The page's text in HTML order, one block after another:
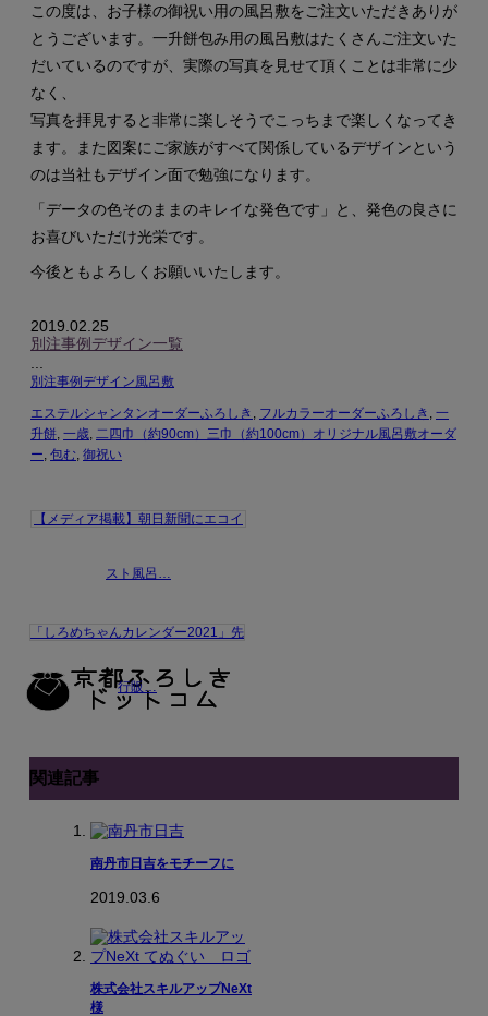
この度は、お子様の御祝い用の風呂敷をご注文いただきありが
とうございます。一升餅包み用の風呂敷はたくさんご注文いた
だいているのですが、実際の写真を見せて頂くことは非常に少
なく、
写真を拝見すると非常に楽しそうでこっちまで楽しくなってき
ます。また図案にご家族がすべて関係しているデザインという
のは当社もデザイン面で勉強になります。
「データの色そのままのキレイな発色です」と、発色の良さに
お喜びいただけ光栄です。
今後ともよろしくお願いいたします。
2019.02.25
別注事例デザイン一覧
別注事例デザイン風呂敷
エステルシャンタンオーダーふろしき , フルカラーオーダーふろしき , 一
升餅, 一歳, 二四巾（約90cm）三巾（約100cm）オリジナル風呂敷オーダ
ー, 包む, 御祝い
【メディア掲載】朝日新聞にエコイ
スト風呂…
「しろめちゃんカレンダー2021」先
行販…
関連記事
南丹市日吉をモチーフに
2019.03.6
株式会社スキルアップNeXt
様